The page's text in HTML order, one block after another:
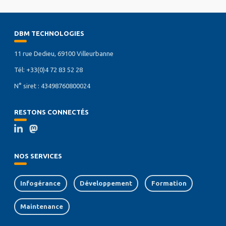
DBM TECHNOLOGIES
11 rue Dedieu, 69100 Villeurbanne
Tél: +33(0)4 72 83 52 28
N° siret : 43498760800024
RESTONS CONNECTÉS
NOS SERVICES
Infogérance Développement Formation
Maintenance